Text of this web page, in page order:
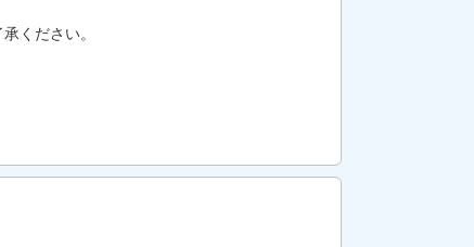
ください。